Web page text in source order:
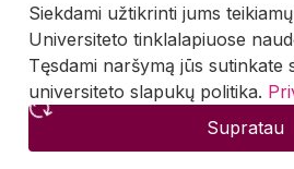
Siekdami užtikrinti jums
Universiteto tinklalapiuose
Tęsdami naršymą jūs sutinkate
universiteto slapukų politika.
Supratau